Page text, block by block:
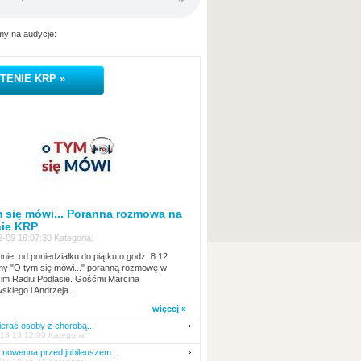
na audycje:
KRP »
się mówi... Poranna rozmowa na
KRP
09 16:07:30 Kategoria:
od poniedziałku do piątku o godz. 8:12
"O tym się mówi..." poranną rozmowę w
Radiu Podlasie. Gośćmi Marcina
i Andrzeja...
więcej »
osoby z chorobą...
13:12:00 Kategoria:
przed jubileuszem...